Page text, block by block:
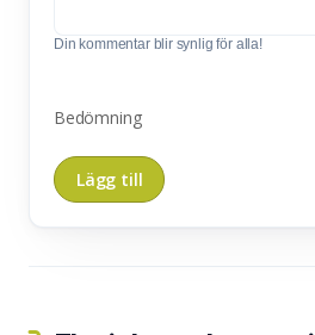
Din kommentar blir synlig för alla!
Bedömning